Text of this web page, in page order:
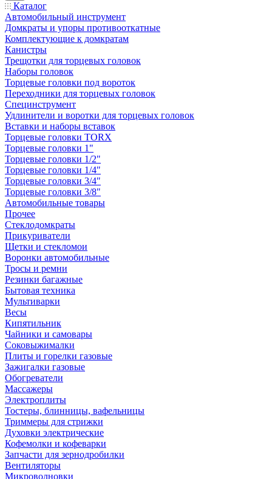
Каталог
Автомобильный инструмент
Домкраты и упоры противооткатные
Комплектующие к домкратам
Канистры
Трещотки для торцевых головок
Наборы головок
Торцевые головки под вороток
Переходники для торцевых головок
Специнструмент
Удлинители и воротки для торцевых головок
Вставки и наборы вставок
Торцевые головки TORX
Торцевые головки 1"
Торцевые головки 1/2"
Торцевые головки 1/4"
Торцевые головки 3/4"
Торцевые головки 3/8"
Автомобильные товары
Прочее
Стеклодомкраты
Прикуриватели
Щетки и стекломои
Воронки автомобильные
Тросы и ремни
Резинки багажные
Бытовая техника
Мультиварки
Весы
Кипятильник
Чайники и самовары
Соковыжималки
Плиты и горелки газовые
Зажигалки газовые
Обогреватели
Массажеры
Электроплиты
Тостеры, блинницы, вафельницы
Триммеры для стрижки
Духовки электрические
Кофемолки и кофеварки
Запчасти для зернодробилки
Вентиляторы
Микроволновки